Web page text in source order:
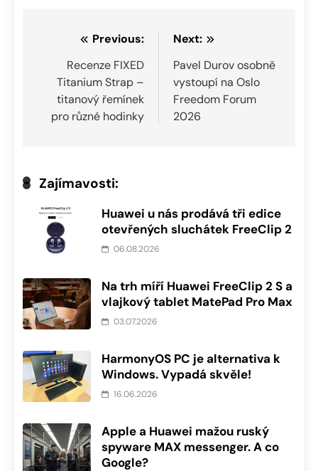
Navigace
příspěvek
Previous:
Recenze FIXED
Titanium Strap –
titanový řemínek
pro různé hodinky
Next:
Pavel Durov osobně
vystoupí na Oslo
Freedom Forum
2026
Zajímavosti:
Huawei u nás prodává tři edice
otevřených sluchátek FreeClip 2
06.08.2026
Na trh míří Huawei FreeClip 2 S a
vlajkový tablet MatePad Pro Max
03.07.2026
HarmonyOS PC je alternativa k
Windows. Vypadá skvěle!
16.06.2026
Apple a Huawei mažou ruský
spyware MAX messenger. A co
Google?